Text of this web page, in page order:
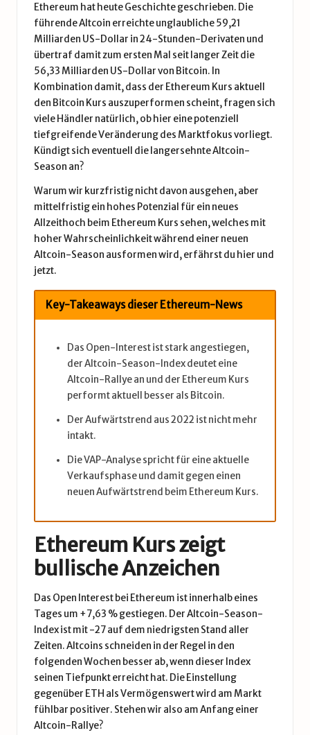
Ethereum hat heute Geschichte geschrieben. Die
führende Altcoin erreichte unglaubliche 59,21
Milliarden US-Dollar in 24-Stunden-Derivaten und
übertraf damit zum ersten Mal seit langer Zeit die
56,33 Milliarden US-Dollar von Bitcoin. In
Kombination damit, dass der Ethereum Kurs aktuell
den Bitcoin Kurs auszuperformen scheint, fragen sich
viele Händler natürlich, ob hier eine potenziell
tiefgreifende Veränderung des Marktfokus vorliegt.
Kündigt sich eventuell die langersehnte Altcoin-
Season an?
Warum wir kurzfristig nicht davon ausgehen, aber
mittelfristig ein hohes Potenzial für ein neues
Allzeithoch beim Ethereum Kurs sehen, welches mit
hoher Wahrscheinlichkeit während einer neuen
Altcoin-Season ausformen wird, erfährst du hier und
jetzt.
Key-Takeaways dieser Ethereum-News
Das Open-Interest ist stark angestiegen,
der Altcoin-Season-Index deutet eine
Altcoin-Rallye an und der Ethereum Kurs
performt aktuell besser als Bitcoin.
Der Aufwärtstrend aus 2022 ist nicht mehr
intakt.
Die VAP-Analyse spricht für eine aktuelle
Verkaufsphase und damit gegen einen
neuen Aufwärtstrend beim Ethereum Kurs.
Ethereum Kurs zeigt
bullische Anzeichen
Das Open Interest bei Ethereum ist innerhalb eines
Tages um +7,63 % gestiegen. Der Altcoin-Season-
Index ist mit -27 auf dem niedrigsten Stand aller
Zeiten. Altcoins schneiden in der Regel in den
folgenden Wochen besser ab, wenn dieser Index
seinen Tiefpunkt erreicht hat. Die Einstellung
gegenüber ETH als Vermögenswert wird am Markt
fühlbar positiver. Stehen wir also am Anfang einer
Altcoin-Rallye?